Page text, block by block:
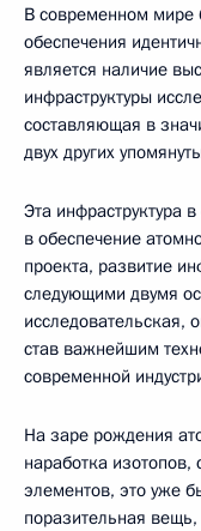
В современном
обеспечения
является наличие
инфраструктуры
составляющая в
двух других
Эта инфраструктура
в обеспечение
проекта, развитие
следующими двумя
исследовательская,
став важнейшим
современной
На заре рождения
наработка изотопов,
элементов, это уже
поразительная